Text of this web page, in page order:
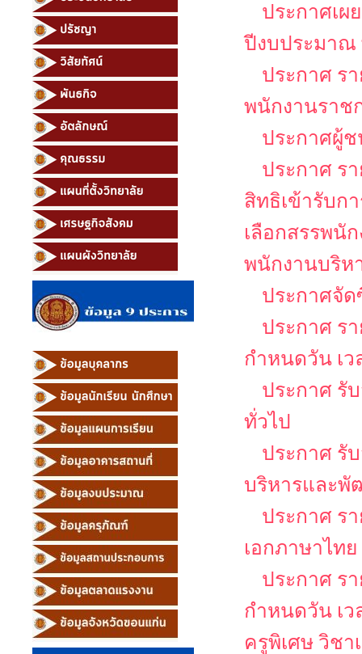
ประกาศเผ
ปีงบประมาณ
ประกาศ ร
พนักงานราช
ประกาศผู้ช
ประกาศ ร
สิทธิเข้ารับก
เลือกสรรพนั
พนักงานบริห
ประกาศจัด
ประกาศ ร
กำหนดวัน เว
ประกาศ รั
ทั่วไป
ประกาศ รั
บริหารและพั
ประกาศ ร
เอกภาษาไทย
ประกาศ ร
กำหนดวัน เ
ครูพิเศษ วิชา